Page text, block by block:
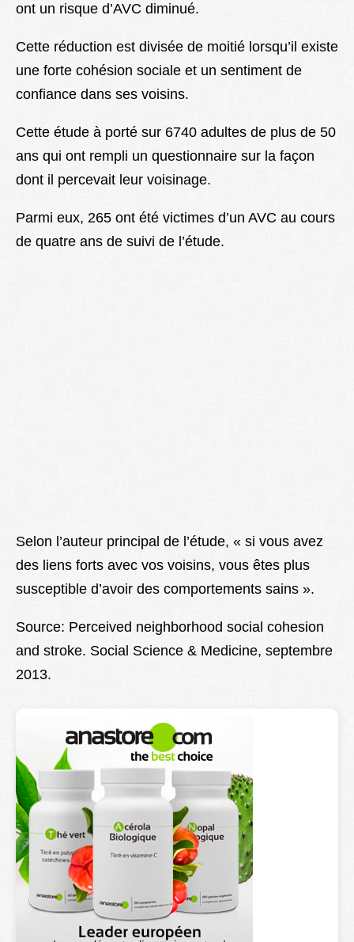
ont un risque d’AVC diminué.
Cette réduction est divisée de moitié lorsqu’il existe
une forte cohésion sociale et un sentiment de
confiance dans ses voisins.
Cette étude à porté sur 6740 adultes de plus de 50
ans qui ont rempli un questionnaire sur la façon
dont il percevait leur voisinage.
Parmi eux, 265 ont été victimes d’un AVC au cours
de quatre ans de suivi de l’étude.
Selon l’auteur principal de l’étude, « si vous avez
des liens forts avec vos voisins, vous êtes plus
susceptible d’avoir des comportements sains ».
Source: Perceived neighborhood social cohesion
and stroke. Social Science & Medicine, septembre
2013.